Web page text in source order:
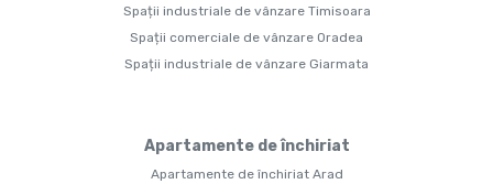
Spații industriale de vânzare Timisoara
Spații comerciale de vânzare Oradea
Spații industriale de vânzare Giarmata
Apartamente de închiriat
Apartamente de închiriat Arad